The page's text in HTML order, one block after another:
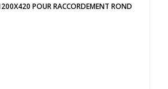
POUR RACCORDEMENT ROND